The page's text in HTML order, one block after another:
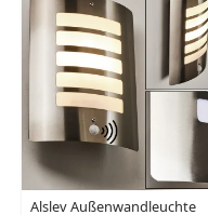
Alslev Außenwandleuchte